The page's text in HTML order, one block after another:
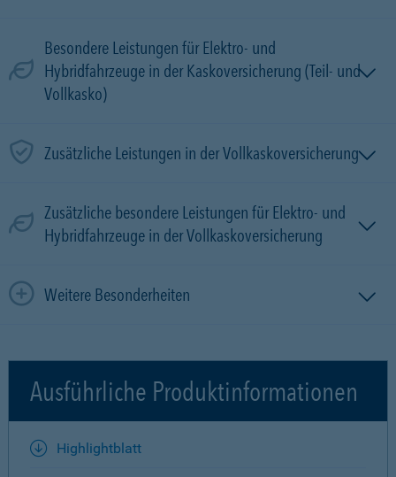
Besondere Leistungen für Elektro- und
Hybridfahrzeuge in der Kaskoversicherung (Teil- und
Vollkasko)
Zusätzliche Leistungen in der Vollkaskoversicherung
Zusätzliche besondere Leistungen für Elektro- und
Hybridfahrzeuge in der Vollkaskoversicherung
Weitere Besonderheiten
Ausführliche Produktinformationen
Highlightblatt